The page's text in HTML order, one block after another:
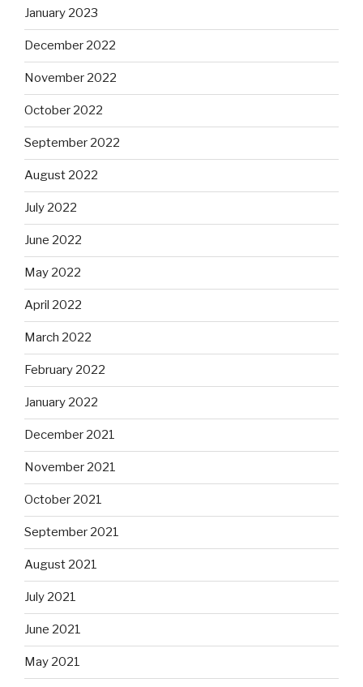
January 2023
December 2022
November 2022
October 2022
September 2022
August 2022
July 2022
June 2022
May 2022
April 2022
March 2022
February 2022
January 2022
December 2021
November 2021
October 2021
September 2021
August 2021
July 2021
June 2021
May 2021